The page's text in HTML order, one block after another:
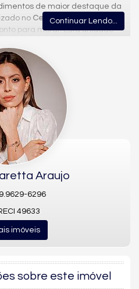
de maior destaque da
no Centro de Balneário
para morar. Esta unidade
e uma planta distribuída de
circulação e convivência
– Home Square
planejado com foco em
, com apenas
e circulação de garagem
, entregue com o
Continuar Lendo...
Araujo
6296
49633
imóveis
sobre este imóvel